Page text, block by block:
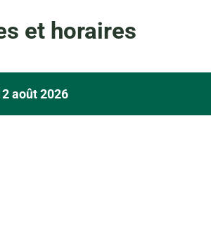
et horaires
août 2026